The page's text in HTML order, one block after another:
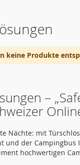
keine Produkte
–
Nächte: mit
und der
hochwertigen